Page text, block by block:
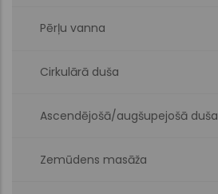
Pērļu vanna
Cirkulārā duša
Ascendējošā/augšupejošā duša
Zemūdens masāža